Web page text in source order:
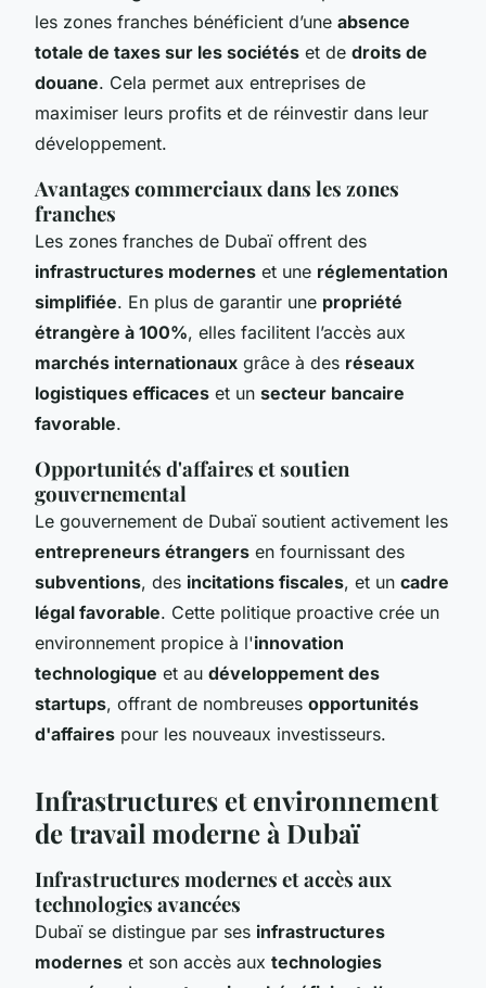
les zones franches bénéficient d’une absence
totale de taxes sur les sociétés et de droits de
douane. Cela permet aux entreprises de
maximiser leurs profits et de réinvestir dans leur
développement.
Avantages commerciaux dans les zones
franches
Les zones franches de Dubaï offrent des
infrastructures modernes et une réglementation
simplifiée. En plus de garantir une propriété
étrangère à 100%, elles facilitent l’accès aux
marchés internationaux grâce à des réseaux
logistiques efficaces et un secteur bancaire
favorable.
Opportunités d'affaires et soutien
gouvernemental
Le gouvernement de Dubaï soutient activement les
entrepreneurs étrangers en fournissant des
subventions, des incitations fiscales, et un cadre
légal favorable. Cette politique proactive crée un
environnement propice à l'innovation
technologique et au développement des
startups, offrant de nombreuses opportunités
d'affaires pour les nouveaux investisseurs.
Infrastructures et environnement
de travail moderne à Dubaï
Infrastructures modernes et accès aux
technologies avancées
Dubaï se distingue par ses infrastructures
modernes et son accès aux technologies